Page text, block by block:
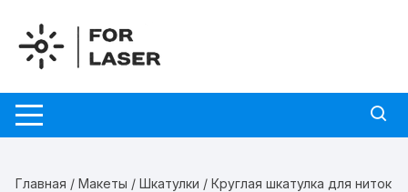
содержимому
Главная /Макеты /Шкатулки / Круглая шкатулка для ниток